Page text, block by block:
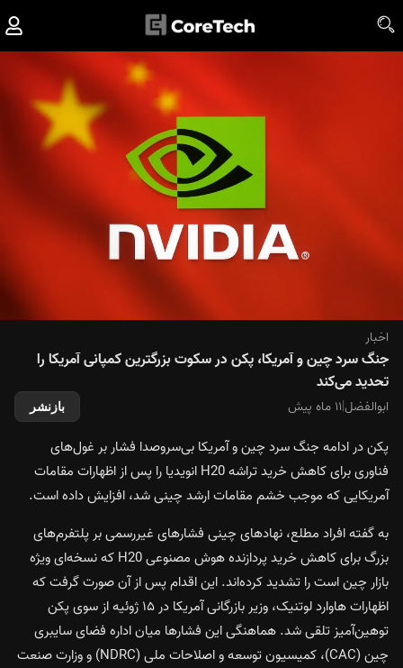
اخبار
جنگ سرد چین و آمریکا، پکن در سکوت بزرگترین کمپانی آمریکا را
تحدید می‌کند
ابوالفضل|۱۱ ماه پیش بازنشر
پکن در ادامه جنگ سرد چین و آمریکا بی‌سروصدا فشار بر غول‌های
فناوری برای کاهش خرید تراشه H20 انویدیا را پس از اظهارات مقامات
آمریکایی که موجب خشم مقامات ارشد چینی شد، افزایش داده است.
به گفته افراد مطلع، نهادهای چینی فشارهای غیررسمی بر پلتفرم‌های
بزرگ برای کاهش خرید پردازنده هوش مصنوعی H20 که نسخه‌ای ویژه
بازار چین است را تشدید کرده‌اند. این اقدام پس از آن صورت گرفت که
اظهارات هاوارد لوتنیک، وزیر بازرگانی آمریکا در ۱۵ ژوئیه از سوی پکن
توهین‌آمیز تلقی شد. هماهنگی این فشارها میان اداره فضای سایبری
چین (CAC)، کمیسیون توسعه و اصلاحات ملی (NDRC) و وزارت صنعت